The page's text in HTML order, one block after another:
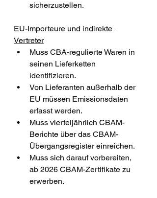
sicherzustellen.
EU-Importeure und indirekte
Vertreter
Muss CBA-regulierte Waren in
seinen Lieferketten
identifizieren.
Von Lieferanten außerhalb der
EU müssen Emissionsdaten
erfasst werden.
Muss vierteljährlich CBAM-
Berichte über das CBAM-
Übergangsregister einreichen.
Muss sich darauf vorbereiten,
ab 2026 CBAM-Zertifikate zu
erwerben.